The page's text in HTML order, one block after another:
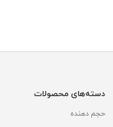
دسته‌های محصولات
حجم دهنده